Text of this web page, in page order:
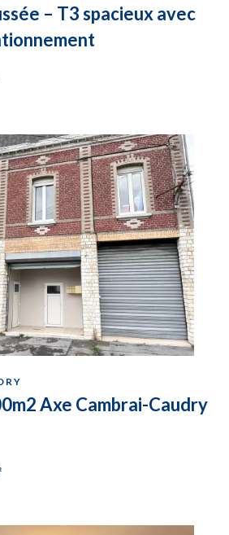
– T3 spacieux avec
Axe Cambrai-Caudry